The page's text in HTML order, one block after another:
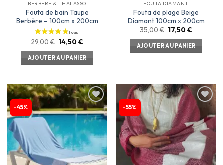
BERBÈRE & THALASSO
Fouta de bain Taupe
Berbère – 100cm x 200cm
29,00€ 14,50€
AJOUTER AU PANIER
FOUTA DIAMANT
Fouta de plage Beige
Diamant 100cm x 200cm
35,00€ 17,50€
AJOUTER AU PANIER
-45%
Ajouter
à la
liste
d’envies
-55%
Ajouter
liste
d’envies